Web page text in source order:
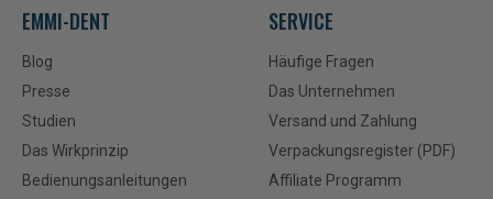
EMMI-DENT
Blog
Presse
Studien
Das Wirkprinzip
Bedienungsanleitungen
SERVICE
Häufige Fragen
Das Unternehmen
Versand und Zahlung
Verpackungsregister (PDF)
Affiliate Programm